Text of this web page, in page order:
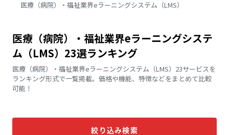
医療（病院）・福祉業界eラーニングシステム（LMS）
医療（病院）・福祉業界eラーニングシステ
ム（LMS）23選ランキング
医療（病院）・福祉業界eラーニングシステム（LMS）23サービスを
ランキング形式で一覧掲載。価格や機能、特徴などをまとめて比較
可能！
絞り込み検索